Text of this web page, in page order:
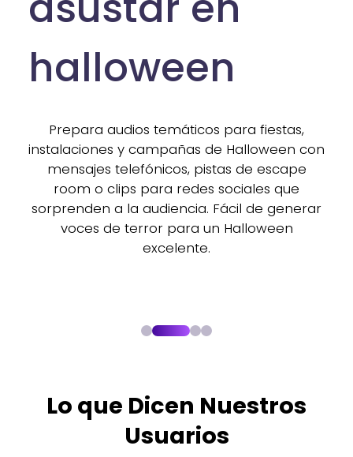
Prepara audios temáticos para fiestas,
instalaciones y campañas de Halloween con
mensajes telefónicos, pistas de escape
room o clips para redes sociales que
sorprenden a la audiencia. Fácil de generar
voces de terror para un Halloween
excelente.
Lo que Dicen Nuestros
Usuarios